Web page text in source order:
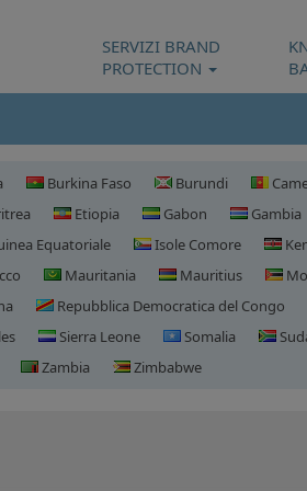
SERVIZI BRAND
PROTECTION
Burkina Faso Burundi
Etiopia Gabon Gambia
Equatoriale Isole Comore
Mauritania Mauritius
Repubblica Democratica del Congo
Sierra Leone Somalia
Zambia Zimbabwe